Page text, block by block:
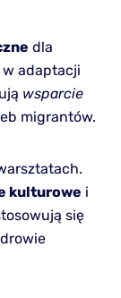
dla
adaptacji
wsparcie
migrantów.
kulturowe i
się